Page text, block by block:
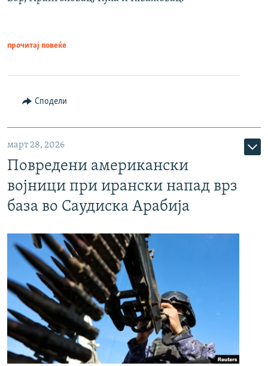
прочитај повеќе
Сподели
март 28, 2026
Повредени американски
војници при ирански напад врз
база во Саудиска Арабија